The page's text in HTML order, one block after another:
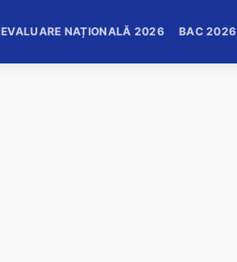
EVALUARE NAȚIONALĂ 2026 BAC 2026